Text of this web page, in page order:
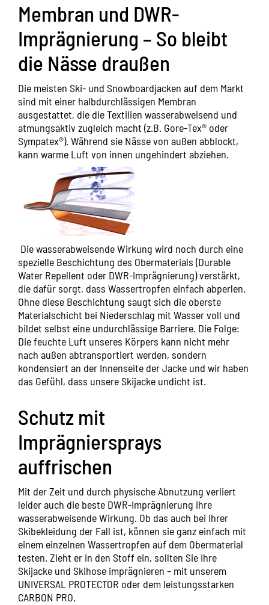
Membran und DWR-
Imprägnierung – So bleibt
die Nässe draußen
Die meisten Ski- und Snowboardjacken auf dem Markt
sind mit einer halbdurchlässigen Membran
ausgestattet, die die Textilien wasserabweisend und
atmungsaktiv zugleich macht (z.B. Gore-Tex® oder
Sympatex®). Während sie Nässe von außen abblockt,
kann warme Luft von innen ungehindert abziehen.
Die wasserabweisende Wirkung wird noch durch eine
spezielle Beschichtung des Obermaterials (Durable
Water Repellent oder DWR-Imprägnierung) verstärkt,
die dafür sorgt, dass Wassertropfen einfach abperlen.
Ohne diese Beschichtung saugt sich die oberste
Materialschicht bei Niederschlag mit Wasser voll und
bildet selbst eine undurchlässige Barriere. Die Folge:
Die feuchte Luft unseres Körpers kann nicht mehr
nach außen abtransportiert werden, sondern
kondensiert an der Innenseite der Jacke und wir haben
das Gefühl, dass unsere Skijacke undicht ist.
Schutz mit
Imprägniersprays
auffrischen
Mit der Zeit und durch physische Abnutzung verliert
leider auch die beste DWR-Imprägnierung ihre
wasserabweisende Wirkung. Ob das auch bei Ihrer
Skibekleidung der Fall ist, können sie ganz einfach mit
einem einzelnen Wassertropfen auf dem Obermaterial
testen. Zieht er in den Stoff ein, sollten Sie Ihre
Skijacke und Skihose imprägnieren – mit unserem
UNIVERSAL PROTECTOR oder dem leistungsstarken
CARBON PRO.